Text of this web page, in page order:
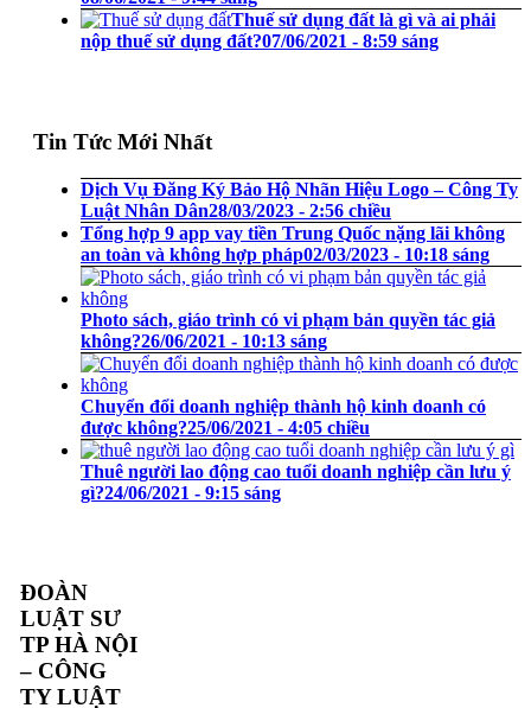
Thuế sử dụng đất là gì và ai phải
nộp thuế sử dụng đất?07/06/2021 - 8:59 sáng
Tin Tức Mới Nhất
Dịch Vụ Đăng Ký Bảo Hộ Nhãn Hiệu Logo – Công Ty
Luật Nhân Dân28/03/2023 - 2:56 chiều
Tổng hợp 9 app vay tiền Trung Quốc nặng lãi không
an toàn và không hợp pháp02/03/2023 - 10:18 sáng
Photo sách, giáo trình có vi phạm bản quyền tác giả
không?26/06/2021 - 10:13 sáng
Chuyển đổi doanh nghiệp thành hộ kinh doanh có
được không?25/06/2021 - 4:05 chiều
Thuê người lao động cao tuổi doanh nghiệp cần lưu ý
gì?24/06/2021 - 9:15 sáng
ĐOÀN
LUẬT SƯ
TP HÀ NỘI
– CÔNG
TY LUẬT